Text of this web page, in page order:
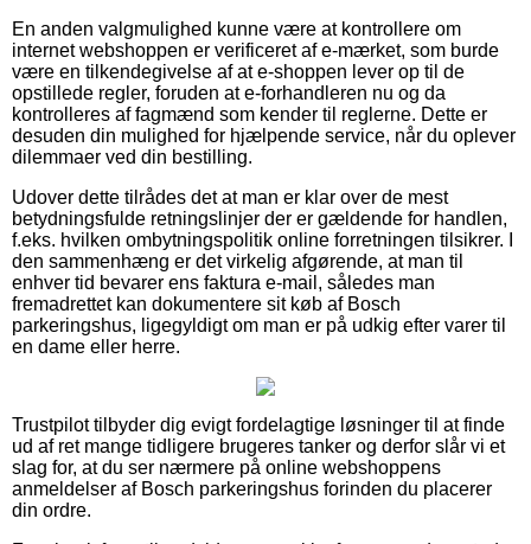
En anden valgmulighed kunne være at kontrollere om
internet webshoppen er verificeret af e-mærket, som burde
være en tilkendegivelse af at e-shoppen lever op til de
opstillede regler, foruden at e-forhandleren nu og da
kontrolleres af fagmænd som kender til reglerne. Dette er
desuden din mulighed for hjælpende service, når du oplever
dilemmaer ved din bestilling.
Udover dette tilrådes det at man er klar over de mest
betydningsfulde retningslinjer der er gældende for handlen,
f.eks. hvilken ombytningspolitik online forretningen tilsikrer. I
den sammenhæng er det virkelig afgørende, at man til
enhver tid bevarer ens faktura e-mail, således man
fremadrettet kan dokumentere sit køb af Bosch
parkeringshus, ligegyldigt om man er på udkig efter varer til
en dame eller herre.
Trustpilot tilbyder dig evigt fordelagtige løsninger til at finde
ud af ret mange tidligere brugeres tanker og derfor slår vi et
slag for, at du ser nærmere på online webshoppens
anmeldelser af Bosch parkeringshus forinden du placerer
din ordre.